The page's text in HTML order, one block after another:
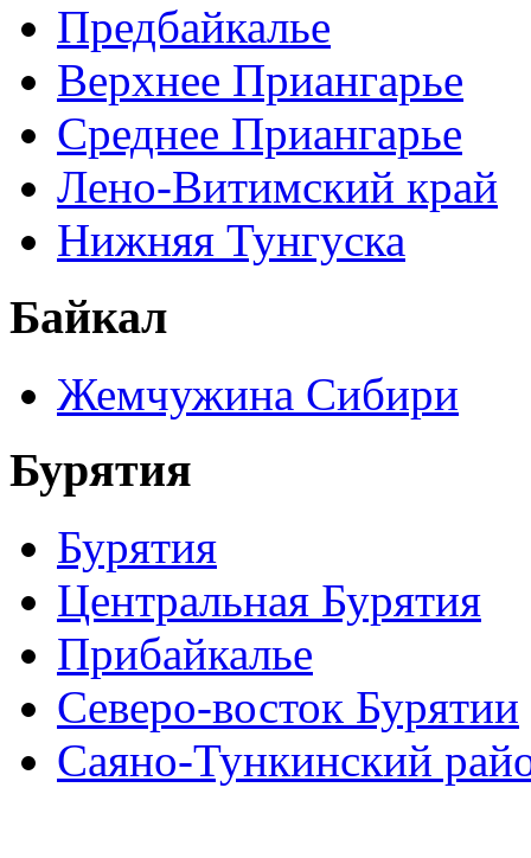
Предбайкалье
Верхнее Приангарье
Среднее Приангарье
Лено-Витимский край
Нижняя Тунгуска
Байкал
Жемчужина Сибири
Бурятия
Бурятия
Центральная Бурятия
Прибайкалье
Северо-восток Бурятии
Саяно-Тункинский